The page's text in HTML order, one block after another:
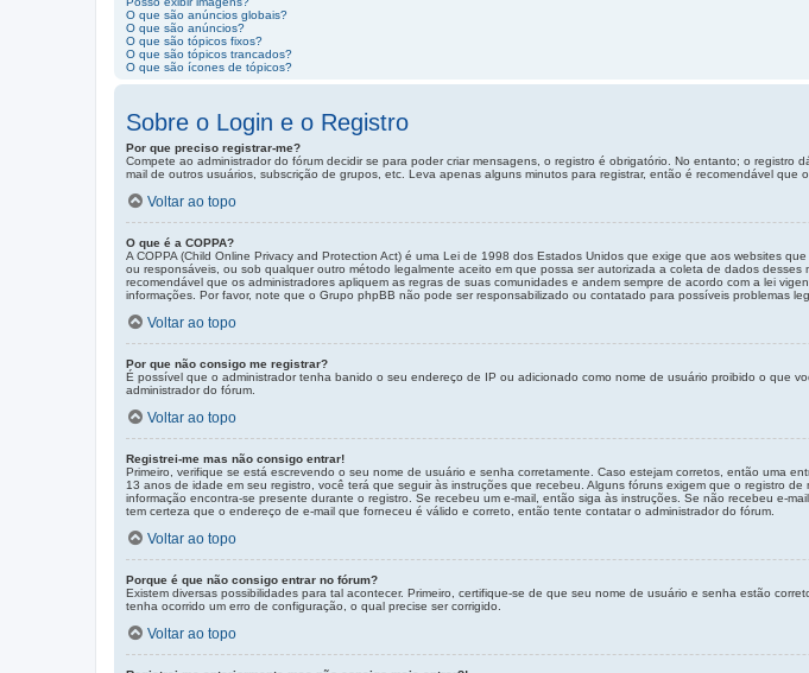
O que são anúncios globais?
O que são anúncios?
O que são tópicos fixos?
O que são tópicos trancados?
O que são ícones de tópicos?
Sobre o Login e o Registro
Por que preciso registrar-me?
Compete ao administrador do fórum decidir se para poder criar mensagens, o registro é obrigatório. No entanto; o
mail de outros usuários, subscrição de grupos, etc. Leva apenas alguns minutos para registrar, então é recomendável que o
Voltar ao topo
O que é a COPPA?
A COPPA (Child Online Privacy and Protection Act) é uma Lei de 1998 dos Estados Unidos que exige que aos websites
ou responsáveis, ou sob qualquer outro método legalmente aceito em que possa ser autorizada a coleta de dados
recomendável que os administradores apliquem as regras de suas comunidades e andem sempre de acordo com a lei
informações. Por favor, note que o Grupo phpBB não pode ser responsabilizado ou contatado para possíveis problemas
Voltar ao topo
Por que não consigo me registrar?
É possível que o administrador tenha banido o seu endereço de IP ou adicionado como nome de usuário proibido o que
administrador do fórum.
Voltar ao topo
Registrei-me mas não consigo entrar!
Primeiro, verifique se está escrevendo o seu nome de usuário e senha corretamente. Caso estejam corretos, então uma
13 anos de idade em seu registro, você terá que seguir às instruções que recebeu. Alguns fóruns exigem que o registro
informação encontra-se presente durante o registro. Se recebeu um e-mail, então siga às instruções. Se não recebeu e-
tem certeza que o endereço de e-mail que forneceu é válido e correto, então tente contatar o administrador do fórum.
Voltar ao topo
Porque é que não consigo entrar no fórum?
Existem diversas possibilidades para tal acontecer. Primeiro, certifique-se de que seu nome de usuário e senha estão
tenha ocorrido um erro de configuração, o qual precise ser corrigido.
Voltar ao topo